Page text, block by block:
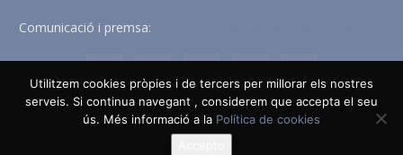
Comunicació i premsa:
Avis Legal Política de Privacitat
Política de Cookies
Política en vers a les Xarxes Socials
Utilitzem cookies pròpies i de tercers per millorar els nostres
serveis. Si continua navegant , considerem que accepta el seu
ús. Més informació a la Política de cookies